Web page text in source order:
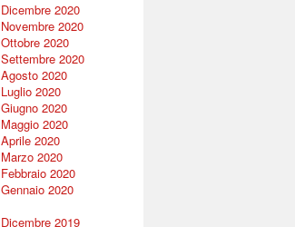
Dicembre 2020
Novembre 2020
Ottobre 2020
Settembre 2020
Agosto 2020
Luglio 2020
Giugno 2020
Maggio 2020
Aprile 2020
Marzo 2020
Febbraio 2020
Gennaio 2020
Dicembre 2019